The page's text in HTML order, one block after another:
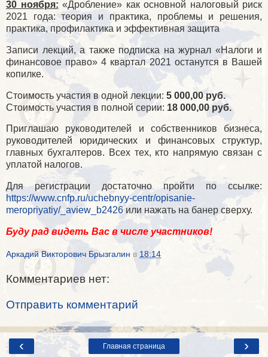
30 ноября: «Дробление» как основной налоговый риск
2021 года: теория и практика, проблемы и решения,
практика, профилактика и эффективная защита
Записи лекций, а также подписка на журнал «Налоги и
финансовое право» 4 квартал 2021 останутся в Вашей
копилке.
Стоимость участия в одной лекции: 5 000,00 руб.
Стоимость участия в полной серии: 18 000,00 руб.
Приглашаю руководителей и собственников бизнеса,
руководителей юридических и финансовых структур,
главных бухгалтеров. Всех тех, кто напрямую связан с
уплатой налогов.
Для регистрации достаточно пройти по ссылке:
https://www.cnfp.ru/uchebnyy-centr/opisanie-
meropriyatiy/_aview_b2426или нажать на банер сверху.
Буду рад видеть Вас в числе участников!
Аркадий Викторович Брызгалин в 18:14
Комментариев нет:
Отправить комментарий
‹ ›
Главная страница